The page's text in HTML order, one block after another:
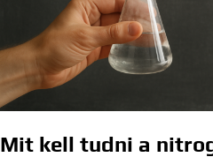
Mit kell tudni a